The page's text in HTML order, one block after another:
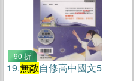
90 折
19.無敵自修高中國文5